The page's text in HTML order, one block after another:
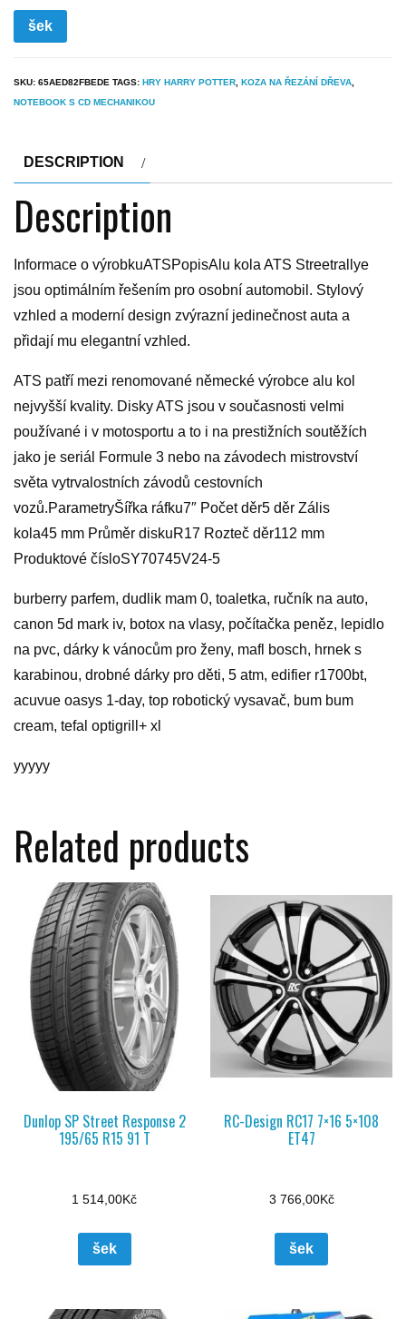
šek
SKU: 65AED82FBEDE TAGS: HRY HARRY POTTER KOZA NA ŘEZÁNÍ DŘEVA
NOTEBOOK S CD MECHANIKOU
DESCRIPTION
Description
Informace o výrobkuATSPopisAlu kola ATS Streetrallye
jsou optimálním řešením pro osobní automobil. Stylový
vzhled a moderní design zvýrazní jedinečnost auta a
přidají mu elegantní vzhled.
ATS patří mezi renomované německé výrobce alu kol
nejvyšší kvality. Disky ATS jsou v současnosti velmi
používané i v motosportu a to i na prestižních soutěžích
jako je seriál Formule 3 nebo na závodech mistrovství
světa vytrvalostních závodů cestovních
vozů.ParametryŠířka ráfku7″ Počet děr5 děr Zális
kola45 mm Průměr diskuR17 Rozteč děr112 mm
Produktové čísloSY70745V24-5
burberry parfem, dudlik mam 0, toaletka, ručník na auto,
canon 5d mark iv, botox na vlasy, počítačka peněz, lepidlo
na pvc, dárky k vánocům pro ženy, mafl bosch, hrnek s
karabinou, drobné dárky pro děti, 5 atm, edifier r1700bt,
acuvue oasys 1-day, top robotický vysavač, bum bum
cream, tefal optigrill+ xl
yyyyy
Related products
Dunlop SP Street Response 2
195/65 R15 91 T
1 514,00Kč
šek
RC-Design RC17 7×16 5×108
ET47
3 766,00Kč
šek